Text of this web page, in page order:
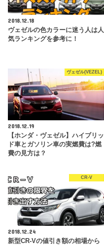
2018.12.18
ヴェゼルの色カラーに迷う人は人
気ランキングを参考に！
ヴェゼル(VEZEL)
2018.12.19
【ホンダ・ヴェゼル】ハイブリッ
ド車とガソリン車の実燃費は?燃
費の見方は？
CR-V
2018.12.24
新型CR-Vの値引き額の相場から